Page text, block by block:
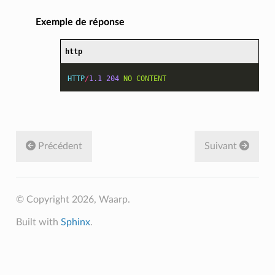
Exemple de réponse
http
HTTP/1.1 204 NO CONTENT
Suivant
Précédent
© Copyright 2026, Waarp.
Built with Sphinx.